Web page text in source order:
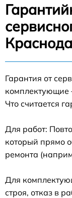
Гарантия от
комплектующие
Что считается
Для работ:
который прямо
ремонта
Для
строя, отказ в